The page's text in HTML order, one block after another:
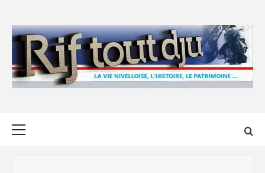
content